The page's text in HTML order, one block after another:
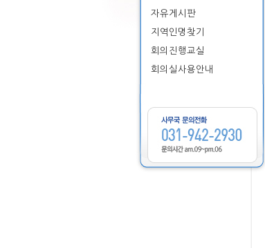
자유게시판
지역인명찾기
회의진행교실
회의실사용안내